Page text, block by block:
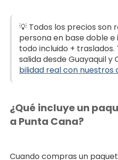
💡 Todos los precios son
persona en base doble
todo incluido +
salida desde Guayaquil y
bilidad real con nuestros
¿Qué incluye un
a Punta Cana?
Cuando compras un